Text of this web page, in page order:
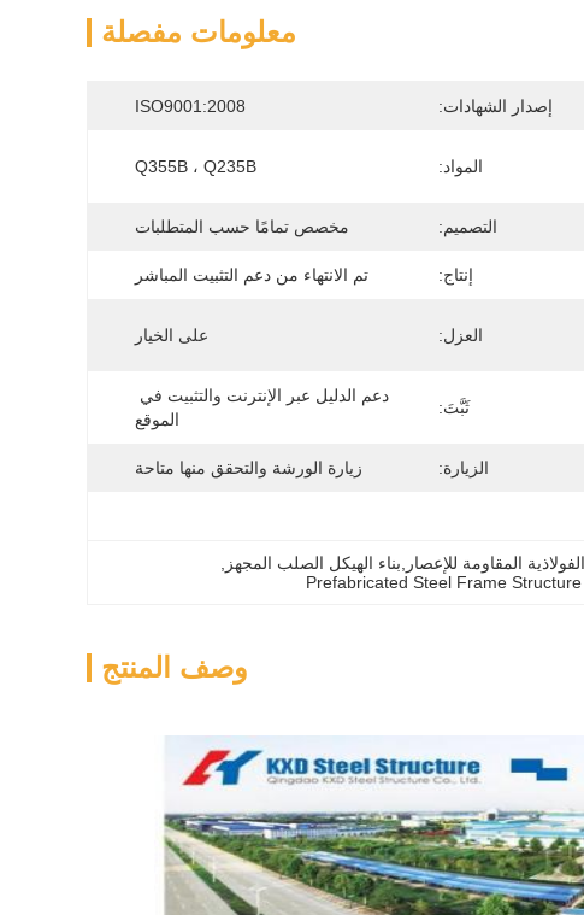
معلومات مفصلة
إصدار الشهادات: ISO9001:2008
المواد: Q355B ، Q235B
التصميم: مخصص تمامًا حسب المتطلبات
إنتاج: تم الانتهاء من دعم التثبيت المباشر
العزل: على الخيار
ثَبَّتَ:
الموقع
الزيارة: زيارة الورشة والتحقق منها متاحة
المقاومة للإعصار,بناء الهيكل الصلب المجهز
Prefabricated Steel Frame
وصف المنتج